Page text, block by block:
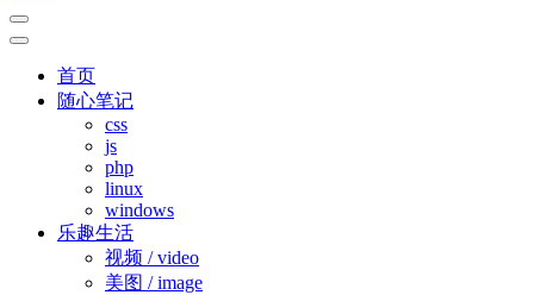
首页
随心笔记
css
js
php
linux
windows
乐趣生活
视频 / video
美图 / image